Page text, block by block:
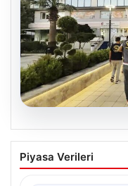
05.08.2026
Menderes
Firari Başkan
Piyasa Verileri